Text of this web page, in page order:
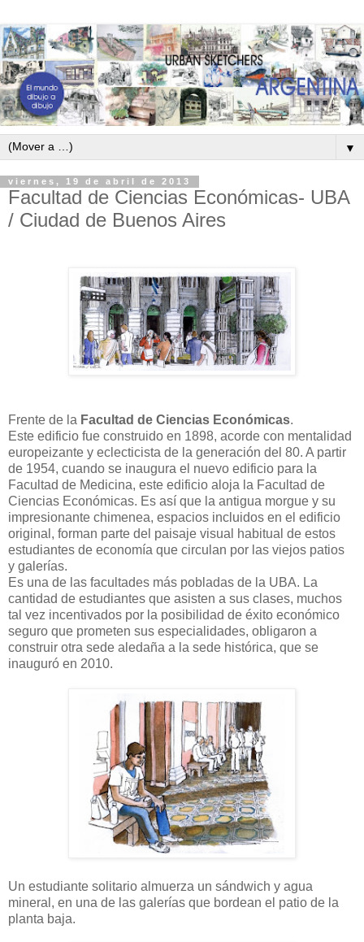
▼
viernes, 19 de abril de 2013
Facultad de Ciencias Económicas- UBA
/ Ciudad de Buenos Aires
Frente de la Facultad de Ciencias Económicas.
Este edificio fue construido en 1898, acorde con mentalidad
europeizante y eclecticista de la generación del 80. A partir
de 1954, cuando se inaugura el nuevo edificio para la
Facultad de Medicina, este edificio aloja la Facultad de
Ciencias Económicas. Es así que la antigua morgue y su
impresionante chimenea, espacios incluidos en el edificio
original, forman parte del paisaje visual habitual de estos
estudiantes de economía que circulan por las viejos patios
y galerías.
Es una de las facultades más pobladas de la UBA. La
cantidad de estudiantes que asisten a sus clases, muchos
tal vez incentivados por la posibilidad de éxito económico
seguro que prometen sus especialidades, obligaron a
construir otra sede aledaña a la sede histórica, que se
inauguró en 2010.
Un estudiante solitario almuerza un sándwich y agua
mineral, en una de las galerías que bordean el patio de la
planta baja.